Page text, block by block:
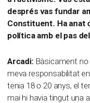
després vas fundar
Constituent. Ha anat
política amb el pas
Arcadi:Bàsicament no
meva responsabilitat
tenia 18 o 20 anys, el
mai hi havia tingut una